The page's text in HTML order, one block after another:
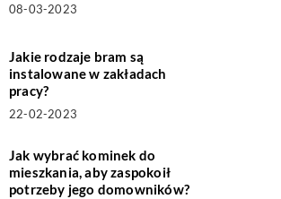
08-03-2023
Jakie rodzaje bram są
instalowane w zakładach
pracy?
22-02-2023
Jak wybrać kominek do
mieszkania, aby zaspokoił
potrzeby jego domowników?